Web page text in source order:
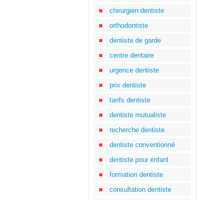
chirurgien dentiste
orthodontiste
dentiste de garde
centre dentaire
urgence dentiste
prix dentiste
tarifs dentiste
dentiste mutualiste
recherche dentiste
dentiste conventionné
dentiste pour enfant
formation dentiste
consultation dentiste